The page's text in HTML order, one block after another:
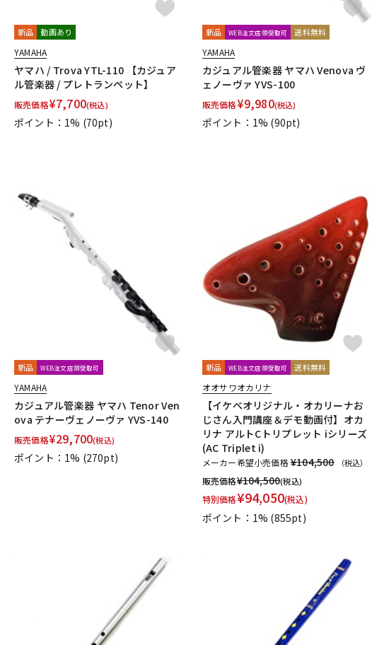
新品 動画あり
YAMAHA
ヤマハ / Trova YTL-110 【カジュア
ル管楽器 / プレトランペット】
販売価格¥7,700(税込)
ポイント：1% (70pt)
新品 WEB注文店頭受取可 送料無料
YAMAHA
カジュアル管楽器 ヤマハ Venova ヴ
ェノーヴァ YVS-100
販売価格¥9,980(税込)
ポイント：1% (90pt)
新品 WEB注文店頭受取可
YAMAHA
カジュアル管楽器 ヤマハ Tenor Ven
ova テナーヴェノーヴァ YVS-140
販売価格¥29,700(税込)
ポイント：1% (270pt)
新品 WEB注文店頭受取可 送料無料
オオサワオカリナ
【イケベオリジナル・オカリーナお
じさん入門講座＆デモ動画付】オカ
リナ アルトCトリプレット iシリーズ
(AC Triplet i)
メーカー希望小売価格¥104,500 （税込）
販売価格¥104,500(税込)
特別価格¥94,050(税込)
ポイント：1% (855pt)